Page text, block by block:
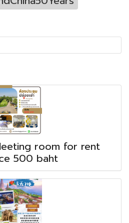
room for rent
500 baht